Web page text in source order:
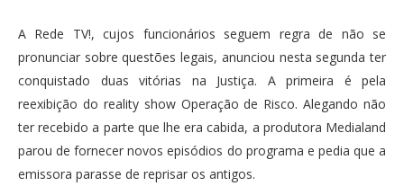
A Rede TV!, cujos funcionários seguem regra de não se
pronunciar sobre questões legais, anunciou nesta segunda ter
conquistado duas vitórias na Justiça. A primeira é pela
reexibição do reality show Operação de Risco. Alegando não
ter recebido a parte que lhe era cabida, a produtora Medialand
parou de fornecer novos episódios do programa e pedia que a
emissora parasse de reprisar os antigos.